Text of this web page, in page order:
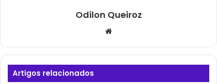
Odilon Queiroz
Website
Artigos relacionados